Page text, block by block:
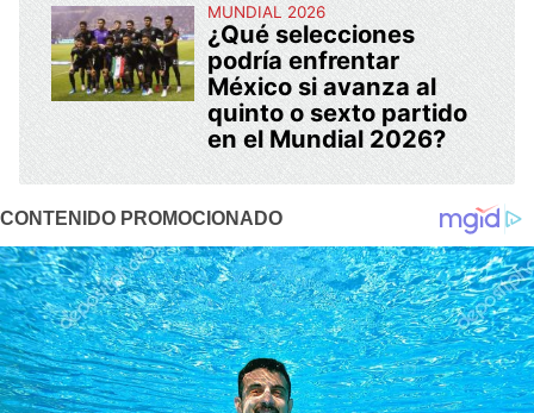
MUNDIAL 2026
¿Qué selecciones
podría enfrentar
México si avanza al
quinto o sexto partido
en el Mundial 2026?